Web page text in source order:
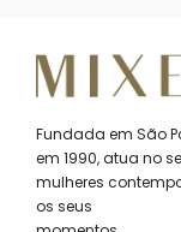
Fundada em São
em 1990, atua no
mulheres
os seus